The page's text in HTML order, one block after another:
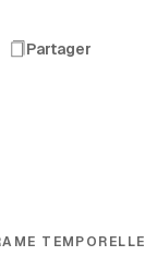
Partager
TEMPORELLE